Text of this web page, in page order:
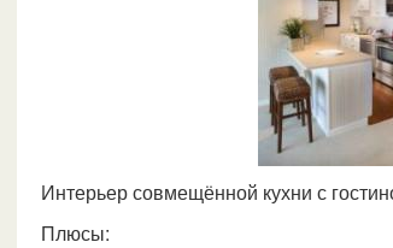
Интерьер совмещённой кухни с
Плюсы: